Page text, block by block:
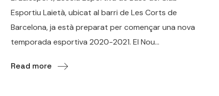
Esportiu Laietà, ubicat al barri de Les Corts de
Barcelona, ja està preparat per començar una nova
temporada esportiva 2020-2021. El Nou...
Read more